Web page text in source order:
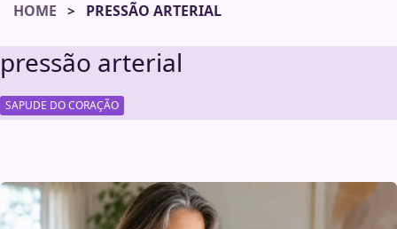
HOME PRESSÃO ARTERIAL
pressão arterial
SAPUDE DO CORAÇÃO